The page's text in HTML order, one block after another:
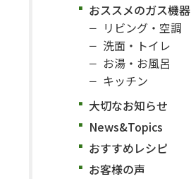
おススメのガス機器
リビング・空調
洗面・トイレ
お湯・お風呂
キッチン
大切なお知らせ
News&Topics
おすすめレシピ
お客様の声